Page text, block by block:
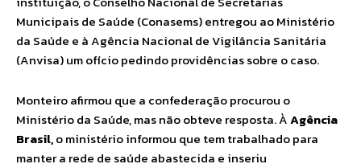
Municipais de Saúde (Conasems) entregou ao Ministério
da Saúde e à Agência Nacional de Vigilância Sanitária
(Anvisa) um ofício pedindo providências sobre o caso.
Monteiro afirmou que a confederação procurou o
Ministério da Saúde, mas não obteve resposta. ÀAgência
Brasil,o ministério informou que tem trabalhado para
manter a rede de saúde abastecida e inseriu